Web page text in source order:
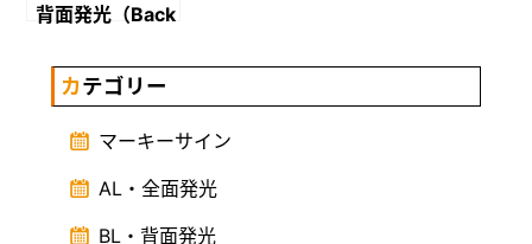
カテゴリー
マーキーサイン
AL・全面発光
BL・背面発光
背面発光（Back